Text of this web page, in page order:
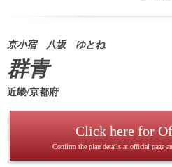
京小宿 八坂 ゆとね
群青
近畿/京都府
Click here for
Confirm the plan details at official page